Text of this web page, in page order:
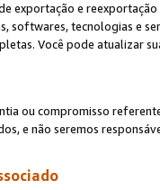
exportação e
softwares, tecnologias e
Você pode atualizar
ou compromisso
e não seremos